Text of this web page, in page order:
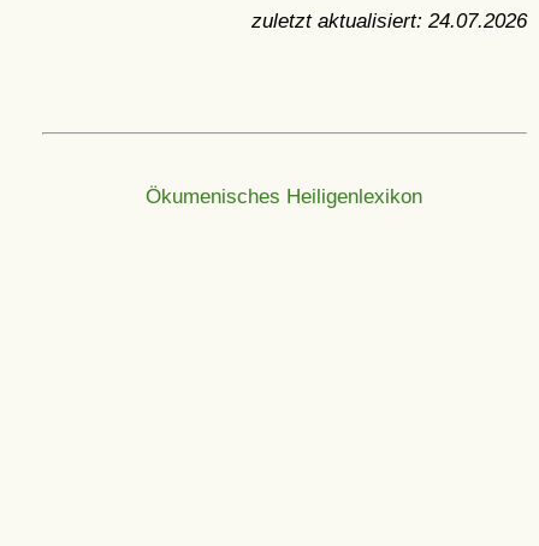
zuletzt aktualisiert: 24.07.2026
Ökumenisches Heiligenlexikon